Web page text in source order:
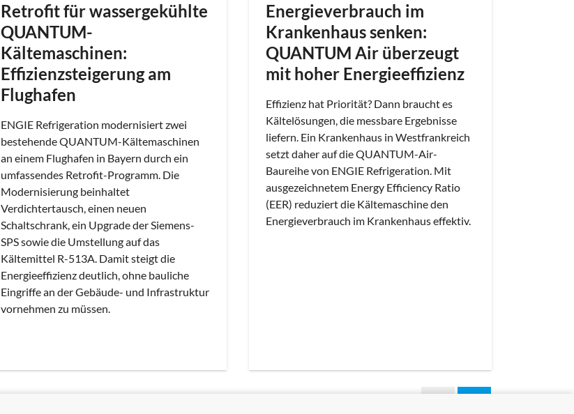
Retrofit für wassergekühlte
QUANTUM-
Kältemaschinen:
Effizienzsteigerung am
Flughafen
ENGIE Refrigeration modernisiert zwei
bestehende QUANTUM-Kältemaschinen
an einem Flughafen in Bayern durch ein
umfassendes Retrofit-Programm. Die
Modernisierung beinhaltet
Verdichtertausch, einen neuen
Schaltschrank, ein Upgrade der Siemens-
SPS sowie die Umstellung auf das
Kältemittel R-513A. Damit steigt die
Energieeffizienz deutlich, ohne bauliche
Eingriffe an der Gebäude- und Infrastruktur
vornehmen zu müssen.
Energieverbrauch im
Krankenhaus senken:
QUANTUM Air überzeugt
mit hoher Energieeffizienz
Effizienz hat Priorität? Dann braucht es
Kältelösungen, die messbare Ergebnisse
liefern. Ein Krankenhaus in Westfrankreich
setzt daher auf die QUANTUM-Air-
Baureihe von ENGIE Refrigeration. Mit
ausgezeichnetem Energy Efficiency Ratio
(EER) reduziert die Kältemaschine den
Energieverbrauch im Krankenhaus effektiv.